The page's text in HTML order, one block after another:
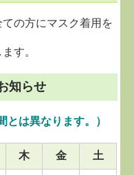
の方にマスク着用を
す。
知らせ
とは異なります。）
木 金 土